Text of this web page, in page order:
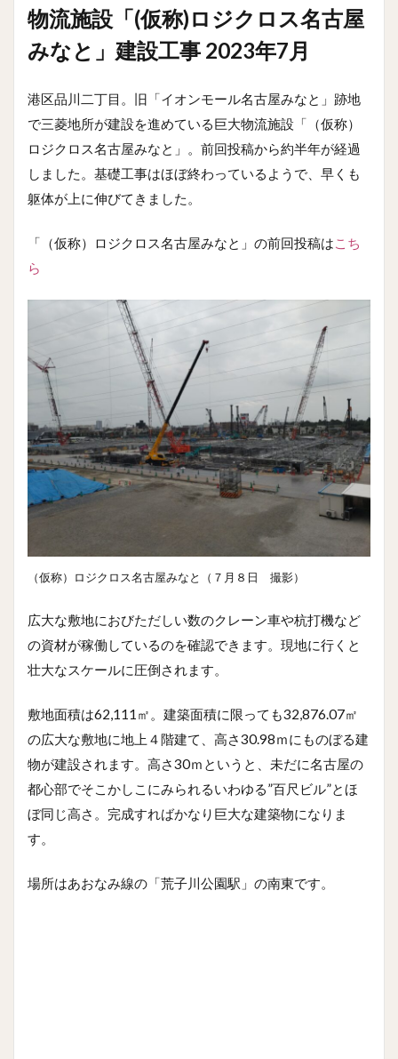
物流施設「(仮称)ロジクロス名古屋
みなと」建設工事 2023年7月
港区品川二丁目。旧「イオンモール名古屋みなと」跡地
で三菱地所が建設を進めている巨大物流施設「（仮称）
ロジクロス名古屋みなと」。前回投稿から約半年が経過
しました。基礎工事はほぼ終わっているようで、早くも
躯体が上に伸びてきました。
「（仮称）ロジクロス名古屋みなと」の前回投稿は こち
ら
（仮称）ロジクロス名古屋みなと（７月８日 撮影）
広大な敷地におびただしい数のクレーン車や杭打機など
の資材が稼働しているのを確認できます。現地に行くと
壮大なスケールに圧倒されます。
敷地面積は62,111㎡。建築面積に限っても32,876.07㎡
の広大な敷地に地上４階建て、高さ30.98ｍにものぼる建
物が建設されます。高さ30ｍというと、未だに名古屋の
都心部でそこかしこにみられるいわゆる”百尺ビル”とほ
ぼ同じ高さ。完成すればかなり巨大な建築物になりま
す。
場所はあおなみ線の「荒子川公園駅」の南東です。